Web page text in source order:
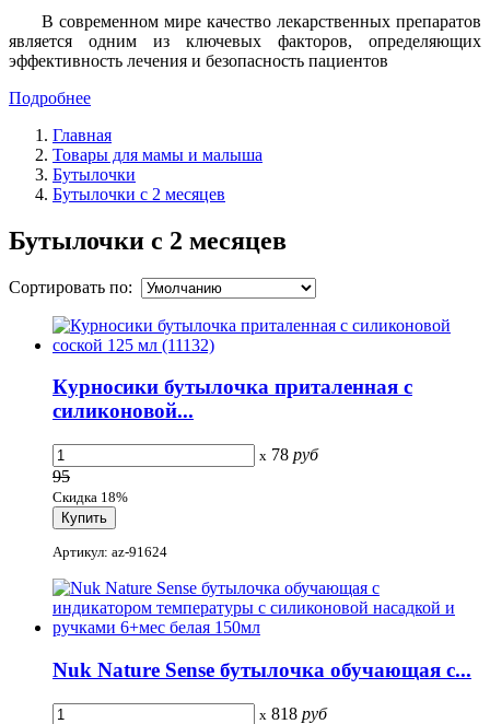
В современном мире качество лекарственных препаратов
является одним из ключевых факторов, определяющих
эффективность лечения и безопасность пациентов
Подробнее
Главная
Товары для мамы и малыша
Бутылочки
Бутылочки с 2 месяцев
Бутылочки с 2 месяцев
Сортировать по:
Курносики бутылочка приталенная с
силиконовой...
x 78 руб
95
Скидка 18%
Артикул: az-91624
Nuk Nature Sense бутылочка обучающая с...
x 818 руб